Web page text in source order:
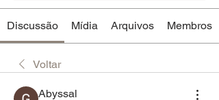
Discussão Mídia Arquivos Membros
Voltar
Abyssal